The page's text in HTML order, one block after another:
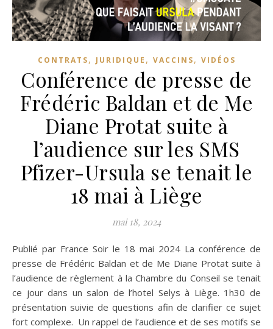
CONTRATS, JURIDIQUE , VACCINS, VIDÉOS
Conférence de presse de
Frédéric Baldan et de Me
Diane Protat suite à
l’audience sur les SMS
Pfizer-Ursula se tenait le
18 mai à Liège
mai 18, 2024
Publié par France Soir le 18 mai 2024 La conférence de
presse de Frédéric Baldan et de Me Diane Protat suite à
l’audience de règlement à la Chambre du Conseil se tenait
ce jour dans un salon de l’hotel Selys à Liège. 1h30 de
présentation suivie de questions afin de clarifier ce sujet
fort complexe. Un rappel de l’audience et de ses motifs se